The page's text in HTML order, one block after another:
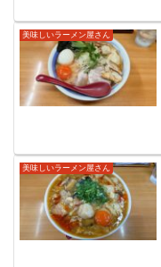
美味しいラーメン屋さん
美味しいラーメン屋さん